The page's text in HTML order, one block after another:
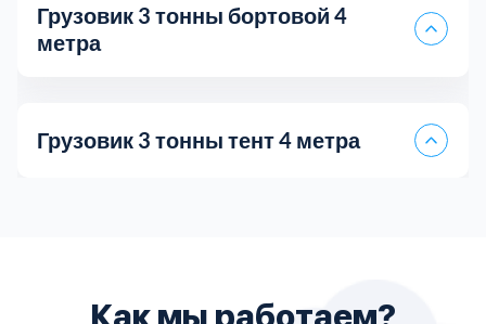
Грузовик 3 тонны бортовой 4
метра
Грузовик 3 тонны тент 4 метра
Пятитонник бортовой
Fiat Doblo